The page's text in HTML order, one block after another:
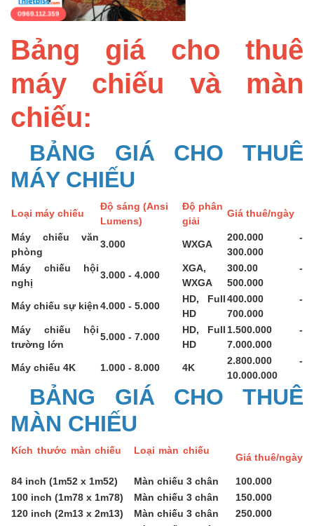
Bảng giá cho thuê
máy chiếu và màn
chiếu:
BẢNG GIÁ CHO THUÊ
MÁY CHIẾU
Loại máy chiếu
Độ sáng (Ansi
Lumens)
Độ phân
giải
Giá thuê/ngày
Máy chiếu văn
phòng
3.000 WXGA
200.000 -
300.000
Máy chiếu hội
nghị
3.000 - 4.000
XGA,
WXGA
300.00 -
500.000
Máy chiếu sự kiện4.000 - 5.000
HD, Full
HD
400.000 -
700.000
Máy chiếu hội
trường lớn
5.000 - 7.000
HD, Full
HD
1.500.000 -
7.000.000
Máy chiếu 4K
1.000 - 8.000 4K
2.800.000 -
10.000.000
BẢNG GIÁ CHO THUÊ
MÀN CHIẾU
Kích thước màn chiếu Loại màn chiếu
Giá thuê/ngày
84 inch (1m52 x 1m52)
Màn chiếu 3 chân
100.000
100 inch (1m78 x 1m78)
Màn chiếu 3 chân
150.000
120 inch (2m13 x 2m13)
Màn chiếu 3 chân
250.000